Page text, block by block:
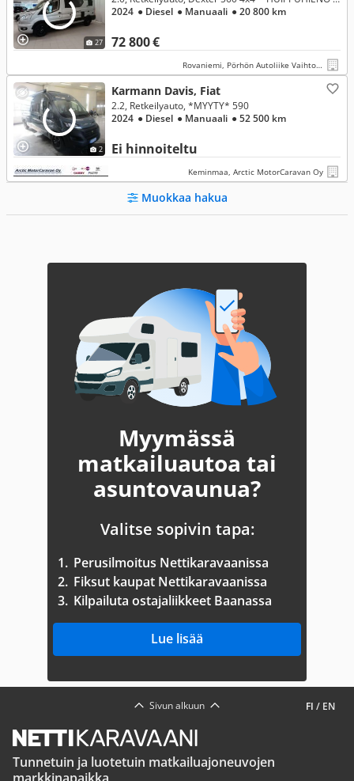
27 72 800 €
2024 ● Diesel ● Manuaali ● 20 800 km
Rovaniemi, Pörhön Autoliike Vaihtoautokeskus Rovaniemi
2
Karmann Davis, Fiat
Ei hinnoiteltu
2.2, Retkeilyauto, *MYYTY* 590
2024 ● Diesel ● Manuaali ● 52 500 km
Keminmaa, Arctic MotorCaravan Oy
Muokkaa hakua
Myymässä
matkailuautoa tai
asuntovaunua?
Valitse sopivin tapa:
1. Perusilmoitus Nettikaravaanissa
2. Fiksut kaupat Nettikaravaanissa
3. Kilpailuta ostajaliikkeet Baanassa
Lue lisää
FI / EN
Sivun alkuun
Tunnetuin ja luotetuin matkailuajoneuvojen